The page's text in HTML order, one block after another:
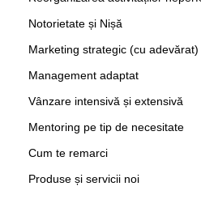
Notorietate și Nișă
Marketing strategic (cu adevărat)
Management adaptat
Vânzare intensivă și extensivă
Mentoring pe tip de necesitate
Cum te remarci
Produse și servicii noi